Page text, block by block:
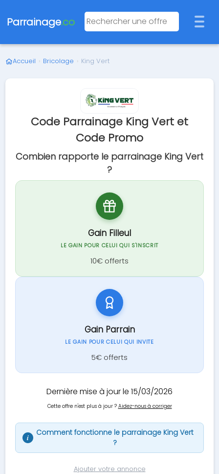
Parrainage.co
Accueil › Bricolage › King Vert
Code Parrainage King Vert et
Code Promo
Combien rapporte le parrainage King Vert
?
Gain Filleul
LE GAIN POUR CELUI QUI S'INSCRIT
10€ offerts
Gain Parrain
LE GAIN POUR CELUI QUI INVITE
5€ offerts
Dernière mise à jour le 15/03/2026
Cette offre n'est plus à jour ? Aidez-nous à corriger
i
Comment fonctionne le parrainage King Vert
?
Ajouter votre annonce